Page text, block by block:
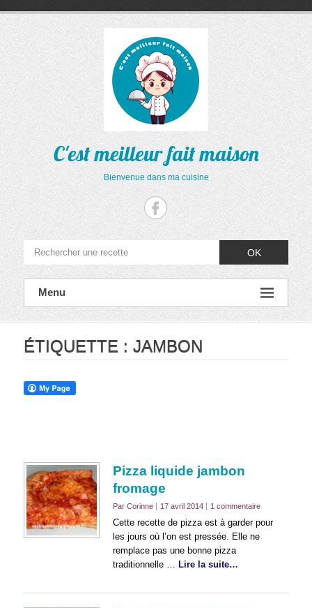
C'est meilleur fait maison
Bienvenue dans ma cuisine
OK
Menu
ÉTIQUETTE : JAMBON
Pizza liquide jambon
fromage
Par Corinne 17 avril 2014 1 commentaire
Cette recette de pizza est à garder pour
les jours où l’on est pressée. Elle ne
remplace pas une bonne pizza
traditionnelle … Lire la suite…